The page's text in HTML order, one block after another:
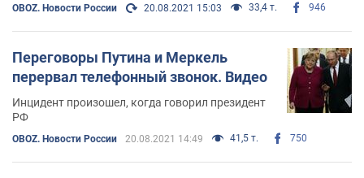
OBOZ. Новости России 20.08.2021 15:03 33,4 т. 946
Переговоры Путина и Меркель
перервал телефонный звонок. Видео
Инцидент произошел, когда говорил президент
РФ
OBOZ. Новости России 20.08.2021 14:49 41,5 т. 750